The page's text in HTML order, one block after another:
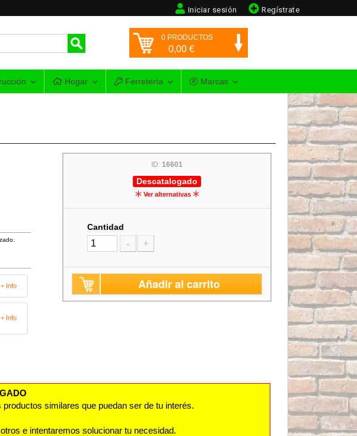
Regístrate
Iniciar sesión
0 PRODUCTOS
0,00 €
Hogar Ferretería Marcas
+ Info
+ Info
ID: 16601
Descatalogado
Ver alternativas
Cantidad
- +
Añadir al carrito
productos similares que puedan ser de tu interés.
e intentaremos solucionar tu necesidad.